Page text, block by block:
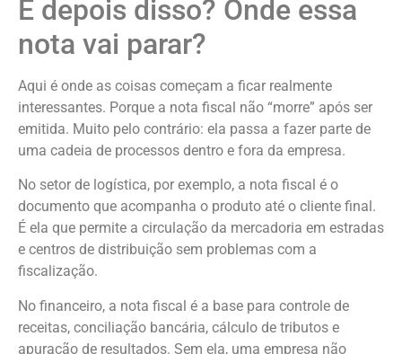
E depois disso? Onde essa
nota vai parar?
Aqui é onde as coisas começam a ficar realmente
interessantes. Porque a nota fiscal não “morre” após ser
emitida. Muito pelo contrário: ela passa a fazer parte de
uma cadeia de processos dentro e fora da empresa.
No setor de logística, por exemplo, a nota fiscal é o
documento que acompanha o produto até o cliente final.
É ela que permite a circulação da mercadoria em estradas
e centros de distribuição sem problemas com a
fiscalização.
No financeiro, a nota fiscal é a base para controle de
receitas, conciliação bancária, cálculo de tributos e
apuração de resultados. Sem ela, uma empresa não